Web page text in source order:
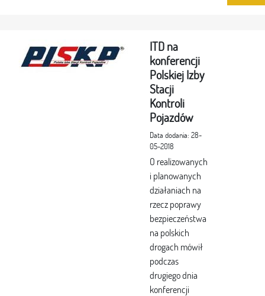
ITD na
konferencji
Polskiej Izby
Stacji
Kontroli
Pojazdów
Data dodania: 28-
05-2018
O realizowanych
i planowanych
działaniach na
rzecz poprawy
bezpieczeństwa
na polskich
drogach mówił
podczas
drugiego dnia
konferencji